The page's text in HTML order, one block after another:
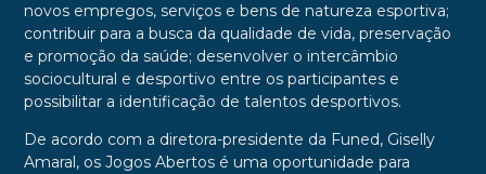
novos empregos, serviços e bens de natureza esportiva;
contribuir para a busca da qualidade de vida, preservação
e promoção da saúde; desenvolver o intercâmbio
sociocultural e desportivo entre os participantes e
possibilitar a identificação de talentos desportivos.
De acordo com a diretora-presidente da Funed, Giselly
Amaral, os Jogos Abertos é uma oportunidade para